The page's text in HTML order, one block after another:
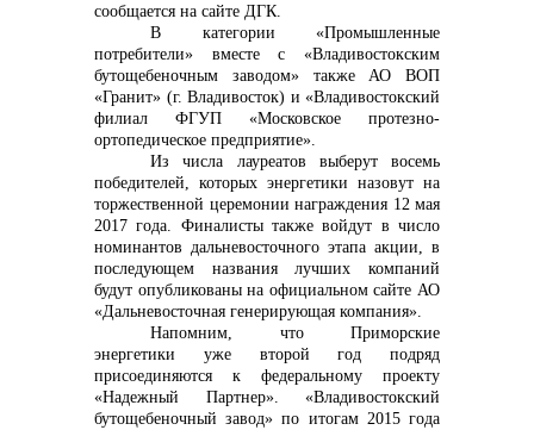
сообщается на сайте ДГК.
В категории «Промышленные
потребители» вместе с «Владивостокским
бутощебеночным заводом» также АО ВОП
«Гранит» (г. Владивосток) и «Владивостокский
филиал ФГУП «Московское протезно-
ортопедическое предприятие».
Из числа лауреатов выберут восемь
победителей, которых энергетики назовут на
торжественной церемонии награждения 12 мая
2017 года. Финалисты также войдут в число
номинантов дальневосточного этапа акции, в
последующем названия лучших компаний
будут опубликованы на официальном сайте АО
«Дальневосточная генерирующая компания».
Напомним, что Приморские
энергетики уже второй год подряд
присоединяются к федеральному проекту
«Надежный Партнер». «Владивостокский
бутощебеночный завод» по итогам 2015 года